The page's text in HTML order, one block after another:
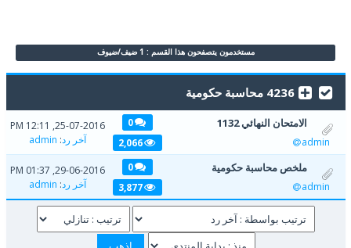
مستخدمون يتصفحون هذا القسم : 1 ضيف/ضيوف
4236 محاسبة حكومية
الامتحان النهائي 1132
admin
0
2,066
25-07-2016, 12:11 PM
آخر رد:
admin
ملخص محاسبة حكومية
admin
0
3,877
29-06-2016, 01:37 PM
آخر رد:
admin